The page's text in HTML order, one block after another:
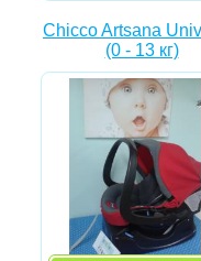
Chicco Artsana
(0 - 13 кг)